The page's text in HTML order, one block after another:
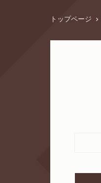
トップページ